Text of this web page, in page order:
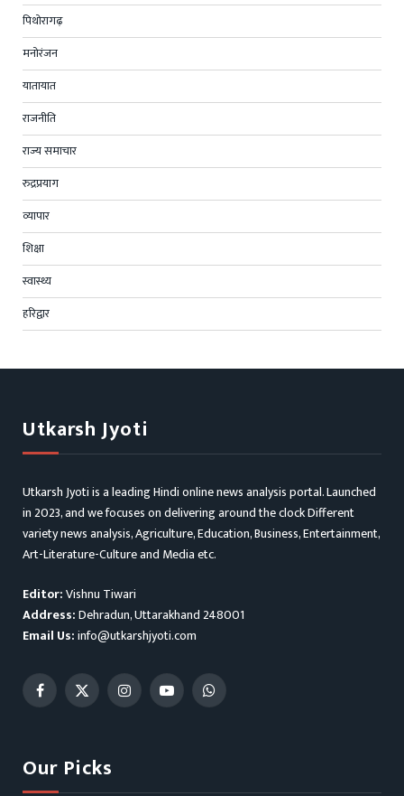
पिथोरागढ़
मनोरंजन
यातायात
राजनीति
राज्य समाचार
रुद्रप्रयाग
व्यापार
शिक्षा
स्वास्थ्य
हरिद्वार
Utkarsh Jyoti
Utkarsh Jyoti is a leading Hindi online news analysis portal. Launched
in 2023, and we focuses on delivering around the clock Different
variety news analysis, Agriculture, Education, Business, Entertainment,
Art-Literature-Culture and Media etc.
Editor:Vishnu Tiwari
Address:Dehradun, Uttarakhand 248001
Email Us:info@utkarshjyoti.com
Facebook
X
InstagramYouTubeWhatsApp
Our Picks